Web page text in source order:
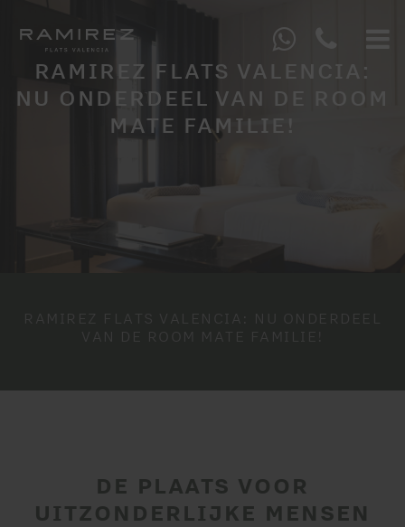
RAMIREZ FLATS VALENCIA:
NU ONDERDEEL VAN DE ROOM
MATE FAMILIE!
DE PLAATS VOOR
UITZONDERLIJKE MENSEN